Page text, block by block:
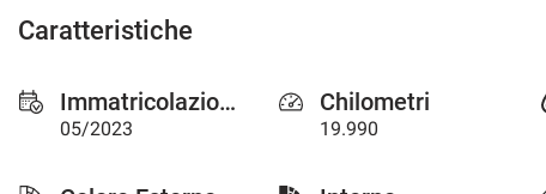
Caratteristiche
Immatricolazione
05/2023
Chilometri
19.990
questi
strumenti
tracciamento
si
rimanda